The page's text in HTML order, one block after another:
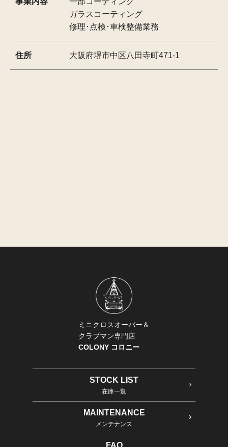
ガラスコーティング
修理･点検･車検整備業務
住所 大阪府堺市中区八田寺町471-1
ミニクロスオーバー＆
クラブマン専門店
COLONY コロニー
STOCK LIST
在庫一覧
MAINTENANCE
メンテナンス